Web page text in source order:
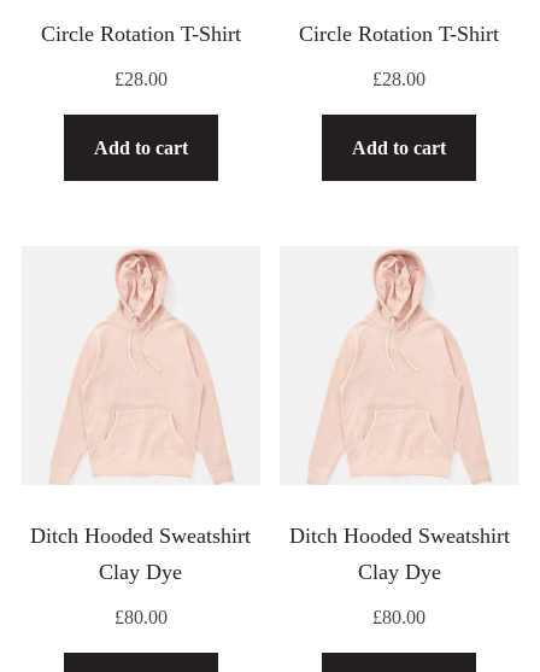
Circle Rotation T-Shirt
£28.00
Add to cart
Circle Rotation T-Shirt
£28.00
Add to cart
Ditch Hooded Sweatshirt
Clay Dye
£80.00
Ditch Hooded Sweatshirt
Clay Dye
£80.00